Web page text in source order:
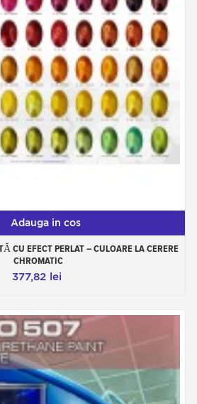
Adauga in cos
CU EFECT PERLAT – CULOARE LA CERERE
CHROMATIC
377,82 lei